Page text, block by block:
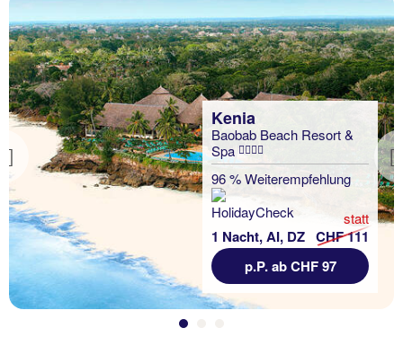
Previous
Kenia
Baobab Beach Resort &
Spa
96 % Weiterempfehlung
1 Nacht, AI, DZ
statt
CHF 111
p.P. ab CHF 97